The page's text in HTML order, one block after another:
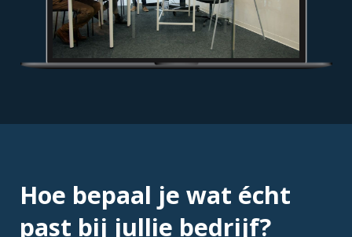
Hoe bepaal je wat écht
past bij jullie bedrijf?